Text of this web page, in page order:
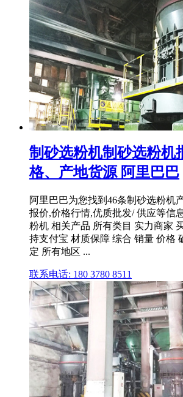
制砂选粉机制砂选粉机
格、产地货源 阿里巴巴
阿里巴巴为您找到46条制砂选粉机
报价,价格行情,优质批发/ 供应等信
粉机 相关产品 所有类目 实力商家
持支付宝 材质保障 综合 销量 价格
定 所有地区 ...
联系电话: 180 3780 8511